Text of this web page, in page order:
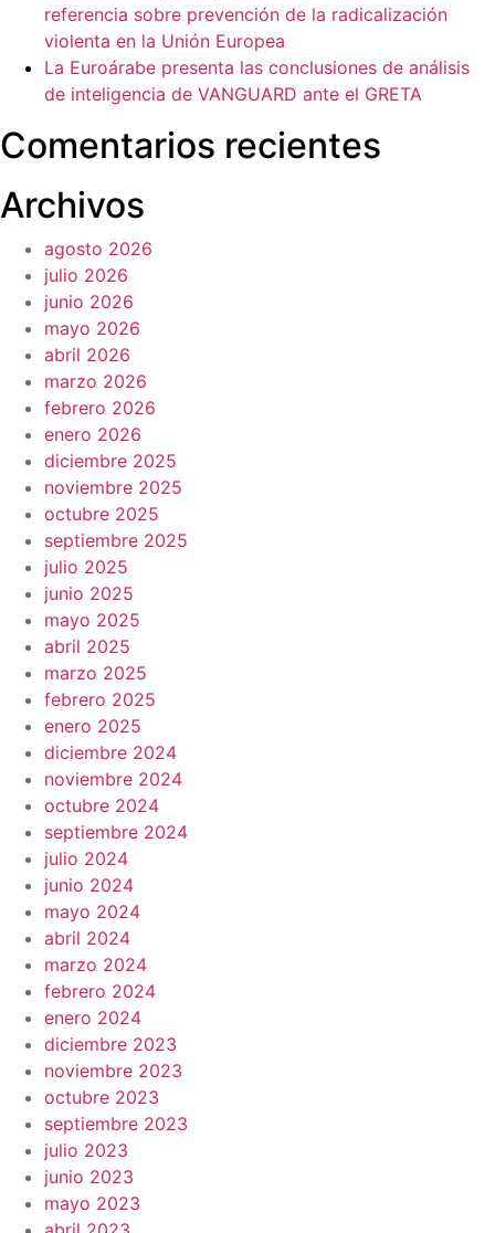
referencia sobre prevención de la radicalización
violenta en la Unión Europea
La Euroárabe presenta las conclusiones de análisis
de inteligencia de VANGUARD ante el GRETA
Comentarios recientes
Archivos
agosto 2026
julio 2026
junio 2026
mayo 2026
abril 2026
marzo 2026
febrero 2026
enero 2026
diciembre 2025
noviembre 2025
octubre 2025
septiembre 2025
julio 2025
junio 2025
mayo 2025
abril 2025
marzo 2025
febrero 2025
enero 2025
diciembre 2024
noviembre 2024
octubre 2024
septiembre 2024
julio 2024
junio 2024
mayo 2024
abril 2024
marzo 2024
febrero 2024
enero 2024
diciembre 2023
noviembre 2023
octubre 2023
septiembre 2023
julio 2023
junio 2023
mayo 2023